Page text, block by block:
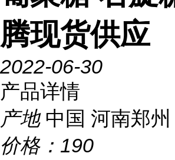
腾现货供应
2022-06-30
产品详情
产地 中国 河南郑州
价格： 190